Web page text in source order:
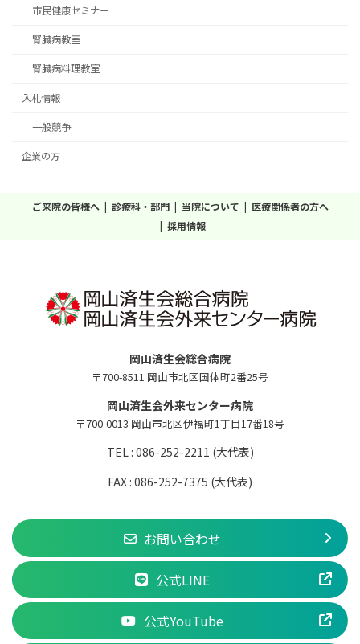
市民健康セミナー
腎臓病教室
腎臓病料理教室
入札情報
一般競争
企業の方
ご来院の皆様へ 診療科・部門 当院について
医療関係者の方へ
採用情報
岡山済生会総合病院
〒700-8511 岡山市北区国体町2番25号
岡山済生会外来センター病院
〒700-0013 岡山市北区伊福町1丁目17番18号
TEL : 086-252-2211 (大代表)
FAX : 086-252-7375 (大代表)
お問い合わせ
公式LINE
公式YouTube